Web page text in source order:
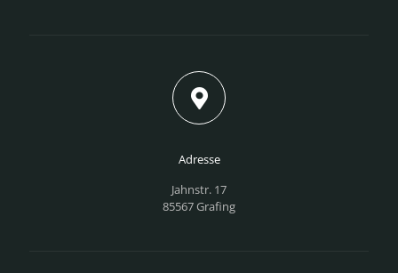
Adresse
Jahnstr. 17
85567 Grafing